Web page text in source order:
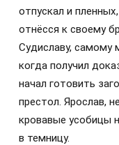
отпускал и
отнёсся к своему
Судиславу, самому
когда получил
начал готовить
престол. Ярослав,
кровавые усобицы
в темницу.